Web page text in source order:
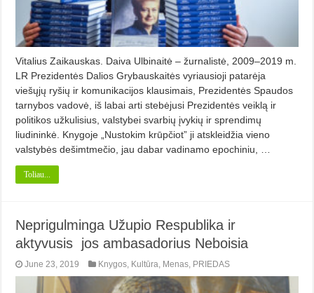
Vitalius Zaikauskas. Daiva Ulbinaitė – žurnalistė, 2009–2019 m.
LR Prezidentės Dalios Grybauskaitės vyriausioji patarėja
viešųjų ryšių ir komunikacijos klausimais, Prezidentės Spaudos
tarnybos vadovė, iš labai arti stebėjusi Prezidentės veiklą ir
politikos užkulisius, valstybei svarbių įvykių ir sprendimų
liudininkė. Knygoje „Nustokim krūpčiot” ji atskleidžia vieno
valstybės dešimtmečio, jau dabar vadinamo epochiniu, …
Toliau...
Neprigulminga Užupio Respublika ir
aktyvusis jos ambasadorius Neboisia
June 23, 2019 Knygos, Kultūra, Menas, PRIEDAS